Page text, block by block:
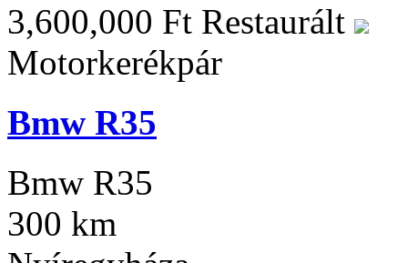
3,600,000 Ft Restaurált
Motorkerékpár
Bmw R35
Bmw R35
300 km